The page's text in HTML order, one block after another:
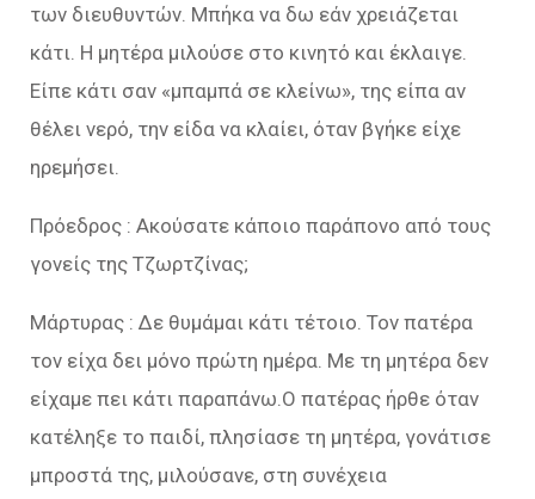
των διευθυντών. Μπήκα να δω εάν χρειάζεται
κάτι. Η μητέρα μιλούσε στο κινητό και έκλαιγε.
Είπε κάτι σαν «μπαμπά σε κλείνω», της είπα αν
θέλει νερό, την είδα να κλαίει, όταν βγήκε είχε
ηρεμήσει.
Πρόεδρος : Ακούσατε κάποιο παράπονο από τους
γονείς της Τζωρτζίνας;
Μάρτυρας : Δε θυμάμαι κάτι τέτοιο. Τον πατέρα
τον είχα δει μόνο πρώτη ημέρα. Με τη μητέρα δεν
είχαμε πει κάτι παραπάνω.Ο πατέρας ήρθε όταν
κατέληξε το παιδί, πλησίασε τη μητέρα, γονάτισε
μπροστά της, μιλούσανε, στη συνέχεια